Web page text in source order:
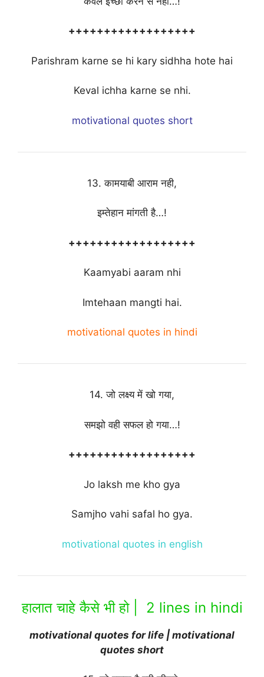
++++++++++++++++++
Parishram karne se hi kary sidhha hote hai
Keval ichha karne se nhi.
motivational quotes short
13. कामयाबी आराम नही,
इम्तेहान मांगती है…!
++++++++++++++++++
Kaamyabi aaram nhi
Imtehaan mangti hai.
motivational quotes in hindi
14. जो लक्ष्य में खो गया,
समझो वही सफल हो गया…!
++++++++++++++++++
Jo laksh me kho gya
Samjho vahi safal ho gya.
motivational quotes in english
हालात चाहे कैसे भी हो | 2 lines in hindi
motivational quotes for life | motivational
quotes short